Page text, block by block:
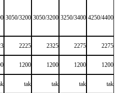
3050/3200 3050/3200 3250/3400 4250/4400
2225 2325 2275 2275
1200 1200 1200 1200
tak tak tak tak